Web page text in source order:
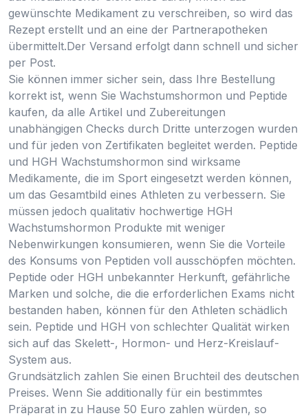
gewünschte Medikament zu verschreiben, so wird das
Rezept erstellt und an eine der Partnerapotheken
übermittelt.Der Versand erfolgt dann schnell und sicher
per Post.
Sie können immer sicher sein, dass Ihre Bestellung
korrekt ist, wenn Sie Wachstumshormon und Peptide
kaufen, da alle Artikel und Zubereitungen
unabhängigen Checks durch Dritte unterzogen wurden
und für jeden von Zertifikaten begleitet werden. Peptide
und HGH Wachstumshormon sind wirksame
Medikamente, die im Sport eingesetzt werden können,
um das Gesamtbild eines Athleten zu verbessern. Sie
müssen jedoch qualitativ hochwertige HGH
Wachstumshormon Produkte mit weniger
Nebenwirkungen konsumieren, wenn Sie die Vorteile
des Konsums von Peptiden voll ausschöpfen möchten.
Peptide oder HGH unbekannter Herkunft, gefährliche
Marken und solche, die die erforderlichen Exams nicht
bestanden haben, können für den Athleten schädlich
sein. Peptide und HGH von schlechter Qualität wirken
sich auf das Skelett-, Hormon- und Herz-Kreislauf-
System aus.
Grundsätzlich zahlen Sie einen Bruchteil des deutschen
Preises. Wenn Sie additionally für ein bestimmtes
Präparat in zu Hause 50 Euro zahlen würden, so